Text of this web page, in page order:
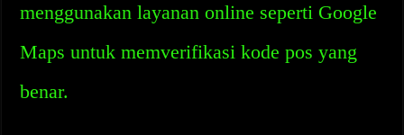
menggunakan layanan online seperti Google
Maps untuk memverifikasi kode pos yang
benar.